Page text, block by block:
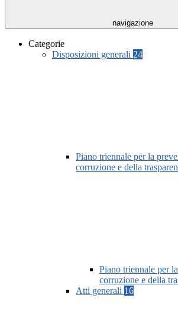
navigazione
Categorie
Disposizioni generali 24
Piano triennale per la
corruzione e della
Piano triennale per
corruzione e della
Atti generali 16